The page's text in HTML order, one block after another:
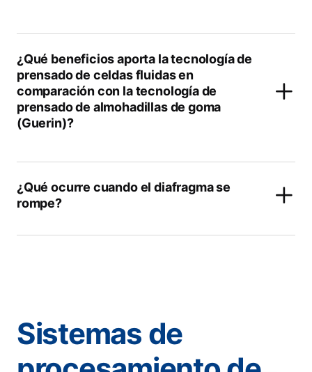
¿Qué beneficios aporta la tecnología de
prensado de celdas fluidas en
comparación con la tecnología de
prensado de almohadillas de goma
(Guerin)?
¿Qué ocurre cuando el diafragma se
rompe?
Sistemas de